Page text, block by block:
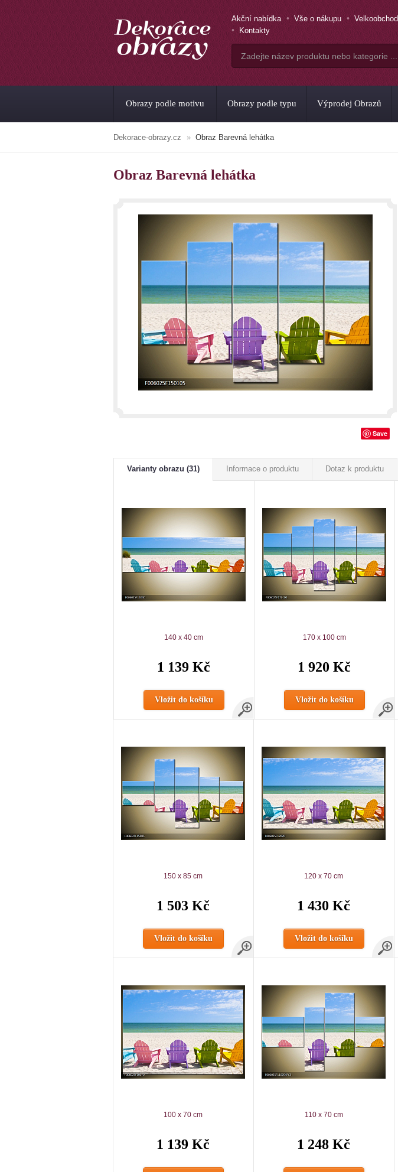
Akční nabídka Vše o nákupu Velkoobchod
Kontakty
Obrazy podle motivu Obrazy podle typu Výprodej Obrazů
Dekorace-obrazy.cz Obraz Barevná lehátka
Obraz Barevná lehátka
Save
Varianty obrazu (31) Informace o produktu Dotaz k produktu
140 x 40 cm
1 139 Kč
Vložit do košíku
170 x 100 cm
1 920 Kč
Vložit do košíku
150 x 85 cm
1 503 Kč
Vložit do košíku
120 x 70 cm
1 430 Kč
Vložit do košíku
100 x 70 cm
1 139 Kč
110 x 70 cm
1 248 Kč